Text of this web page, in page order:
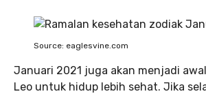
Source: eaglesvine.com
Januari 2021 juga akan menjadi
Leo untuk hidup lebih sehat. Jika